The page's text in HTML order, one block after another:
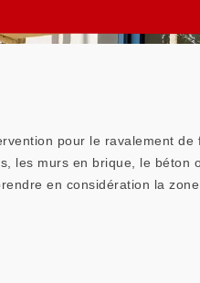
pour le ravalement
les murs en brique, le béton
en considération la